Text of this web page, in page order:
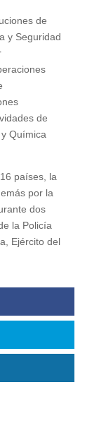
de
y Seguridad
de
Química
países, la
por la
dos
la Policía
Ejército del